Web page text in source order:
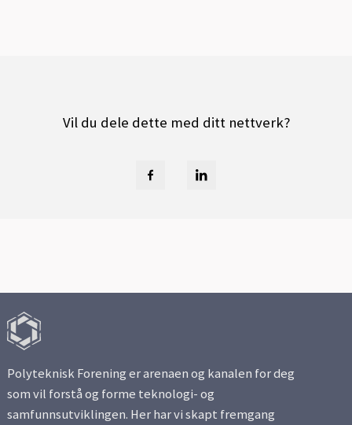
Vil du dele dette med ditt nettverk?
Polyteknisk Forening er arenaen og kanalen for deg
som vil forstå og forme teknologi- og
samfunnsutviklingen. Her har vi skapt fremgang